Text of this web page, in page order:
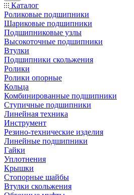
Каталог
Роликовые подшипники
Шариковые подшипники
Подшипниковые узлы
Высокоточные подшипники
Втулки
Подшипники скольжения
Ролики
Ролики опорные
Кольца
Комбинированные подшипники
Ступичные подшипники
Линейная техника
Инструмент
Резино-технические изделия
Линейные подшипники
Гайки
Уплотнения
Крышки
Стопорные шайбы
Втулки скольжения